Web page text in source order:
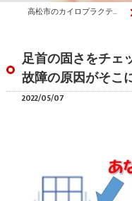
高松市のカイロプラクティックはか・から～ず施術院
足首の固さをチェ
故障の原因がそこ
2022/05/07